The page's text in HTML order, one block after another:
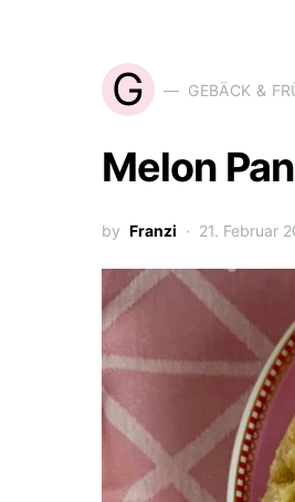
G GEBÄCK &
Melon Pan
by Franzi 21. Februar